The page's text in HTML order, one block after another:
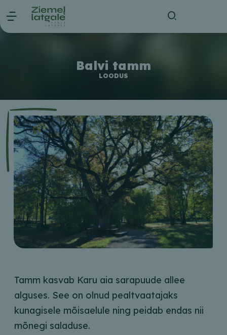
Balvi tamm
LOODUS
Tamm kasvab Karu aia sarapuude allee
alguses. See on olnud pealtvaatajaks
kunagisele mõisaelule ning peidab endas nii
mõnegi saladuse.